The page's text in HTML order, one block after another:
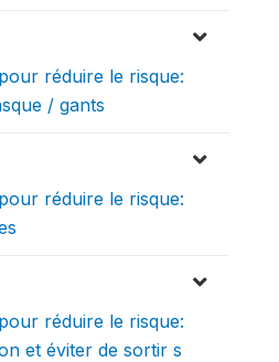
réduire le risque:
/ gants
réduire le risque:
réduire le risque:
et éviter de sortir s